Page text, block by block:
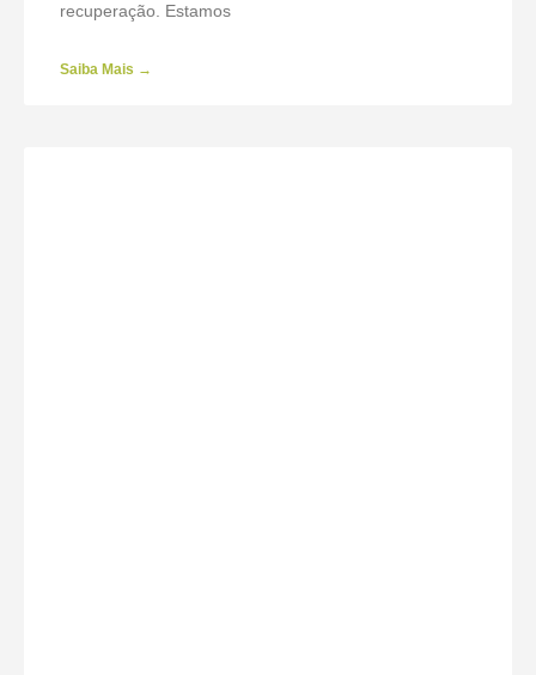
recuperação. Estamos
Saiba Mais →